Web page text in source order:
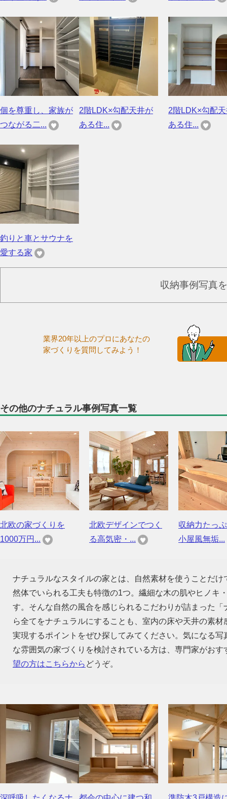
個を尊重し、家族が
つながる二...
2階LDK×勾配天井が
ある住...
2階LDK×勾配
ある住...
釣りと車とサウナを
愛する家
収納事例写真
業界20年以上のプロにあなたの
家づくりを質問してみよう！
その他のナチュラル事例写真一覧
北欧の家づくりを
1000万円...
北欧デザインでつく
る高気密・...
収納力たっ
小屋風無垢...
ナチュラルなスタイルの家とは、自然素材を使うことだ
然体でいられる工夫も特徴の1つ。繊細な木の肌やヒノキ
す。そんな自然の風合を感じられるこだわりが詰まった
ら全てをナチュラルにすることも、室内の床や天井の素
実現するポイントをぜひ探してみてください。気になる
な雰囲気の家づくりを検討されている方は、専門家がお
望の方はこちらから どうぞ。